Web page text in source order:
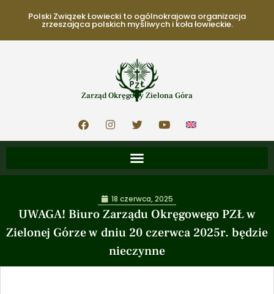
Polski Związek Łowiecki to ogólnokrajowa organizacja
zrzeszająca polskich myśliwych i koła łowieckie.
Zarząd Okręgowy Zielona Góra
UWAGA! Biuro Zarządu Okręgowego PZŁ w
Zielonej Górze w dniu 20 czerwca 2025r. będzie
nieczynne
18 czerwca, 2025